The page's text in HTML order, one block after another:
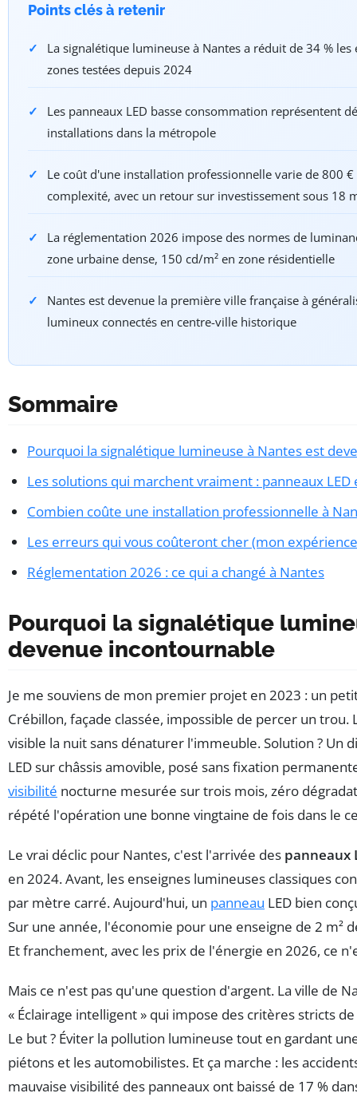
Points clés à retenir
La signalétique lumineuse à Nantes a réduit de 34 %
zones testées depuis 2024
Les panneaux LED basse consommation représentent
installations dans la métropole
Le coût d'une installation professionnelle varie de 800
complexité, avec un retour sur investissement sous 18
La réglementation 2026 impose des normes de
zone urbaine dense, 150 cd/m² en zone résidentielle
Nantes est devenue la première ville française à
lumineux connectés en centre-ville historique
Sommaire
Pourquoi la signalétique lumineuse à Nantes est
Les solutions qui marchent vraiment : panneaux LED
Combien coûte une installation professionnelle à
Les erreurs qui vous coûteront cher (mon
Réglementation 2026 : ce qui a changé à Nantes
Pourquoi la signalétique
devenue incontournable
Je me souviens de mon premier projet en 2023 : un
Crébillon, façade classée, impossible de percer un trou.
visible la nuit sans dénaturer l'immeuble. Solution ? Un
LED sur châssis amovible, posé sans fixation
visibilité nocturne mesurée sur trois mois, zéro
répété l'opération une bonne vingtaine de fois dans le
Le vrai déclic pour Nantes, c'est l'arrivée des panneaux
en 2024. Avant, les enseignes lumineuses classiques
par mètre carré. Aujourd'hui, un panneau LED bien
Sur une année, l'économie pour une enseigne de 2 m²
Et franchement, avec les prix de l'énergie en 2026, ce
Mais ce n'est pas qu'une question d'argent. La ville de
« Éclairage intelligent » qui impose des critères stricts
Le but ? Éviter la pollution lumineuse tout en gardant
piétons et les automobilistes. Et ça marche : les
mauvaise visibilité des panneaux ont baissé de 17 %